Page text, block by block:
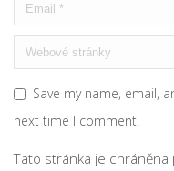
Save my name, email,
next time I comment.
Tato stránka je chráněna